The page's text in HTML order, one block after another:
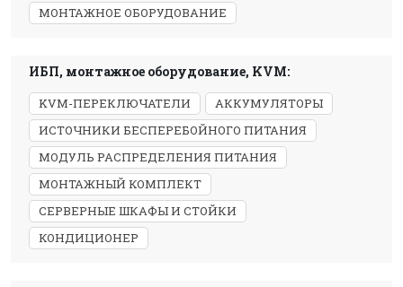
МОНТАЖНОЕ ОБОРУДОВАНИЕ
ИБП, монтажное оборудование, KVM:
KVM-ПЕРЕКЛЮЧАТЕЛИ
АККУМУЛЯТОРЫ
ИСТОЧНИКИ БЕСПЕРЕБОЙНОГО ПИТАНИЯ
МОДУЛЬ РАСПРЕДЕЛЕНИЯ ПИТАНИЯ
МОНТАЖНЫЙ КОМПЛЕКТ
СЕРВЕРНЫЕ ШКАФЫ И СТОЙКИ
КОНДИЦИОНЕР